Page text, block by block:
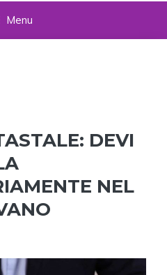
Menu
DEVI
NEL